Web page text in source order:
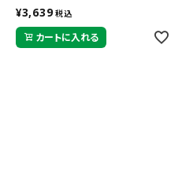
¥3,639 税込
カートに入れる